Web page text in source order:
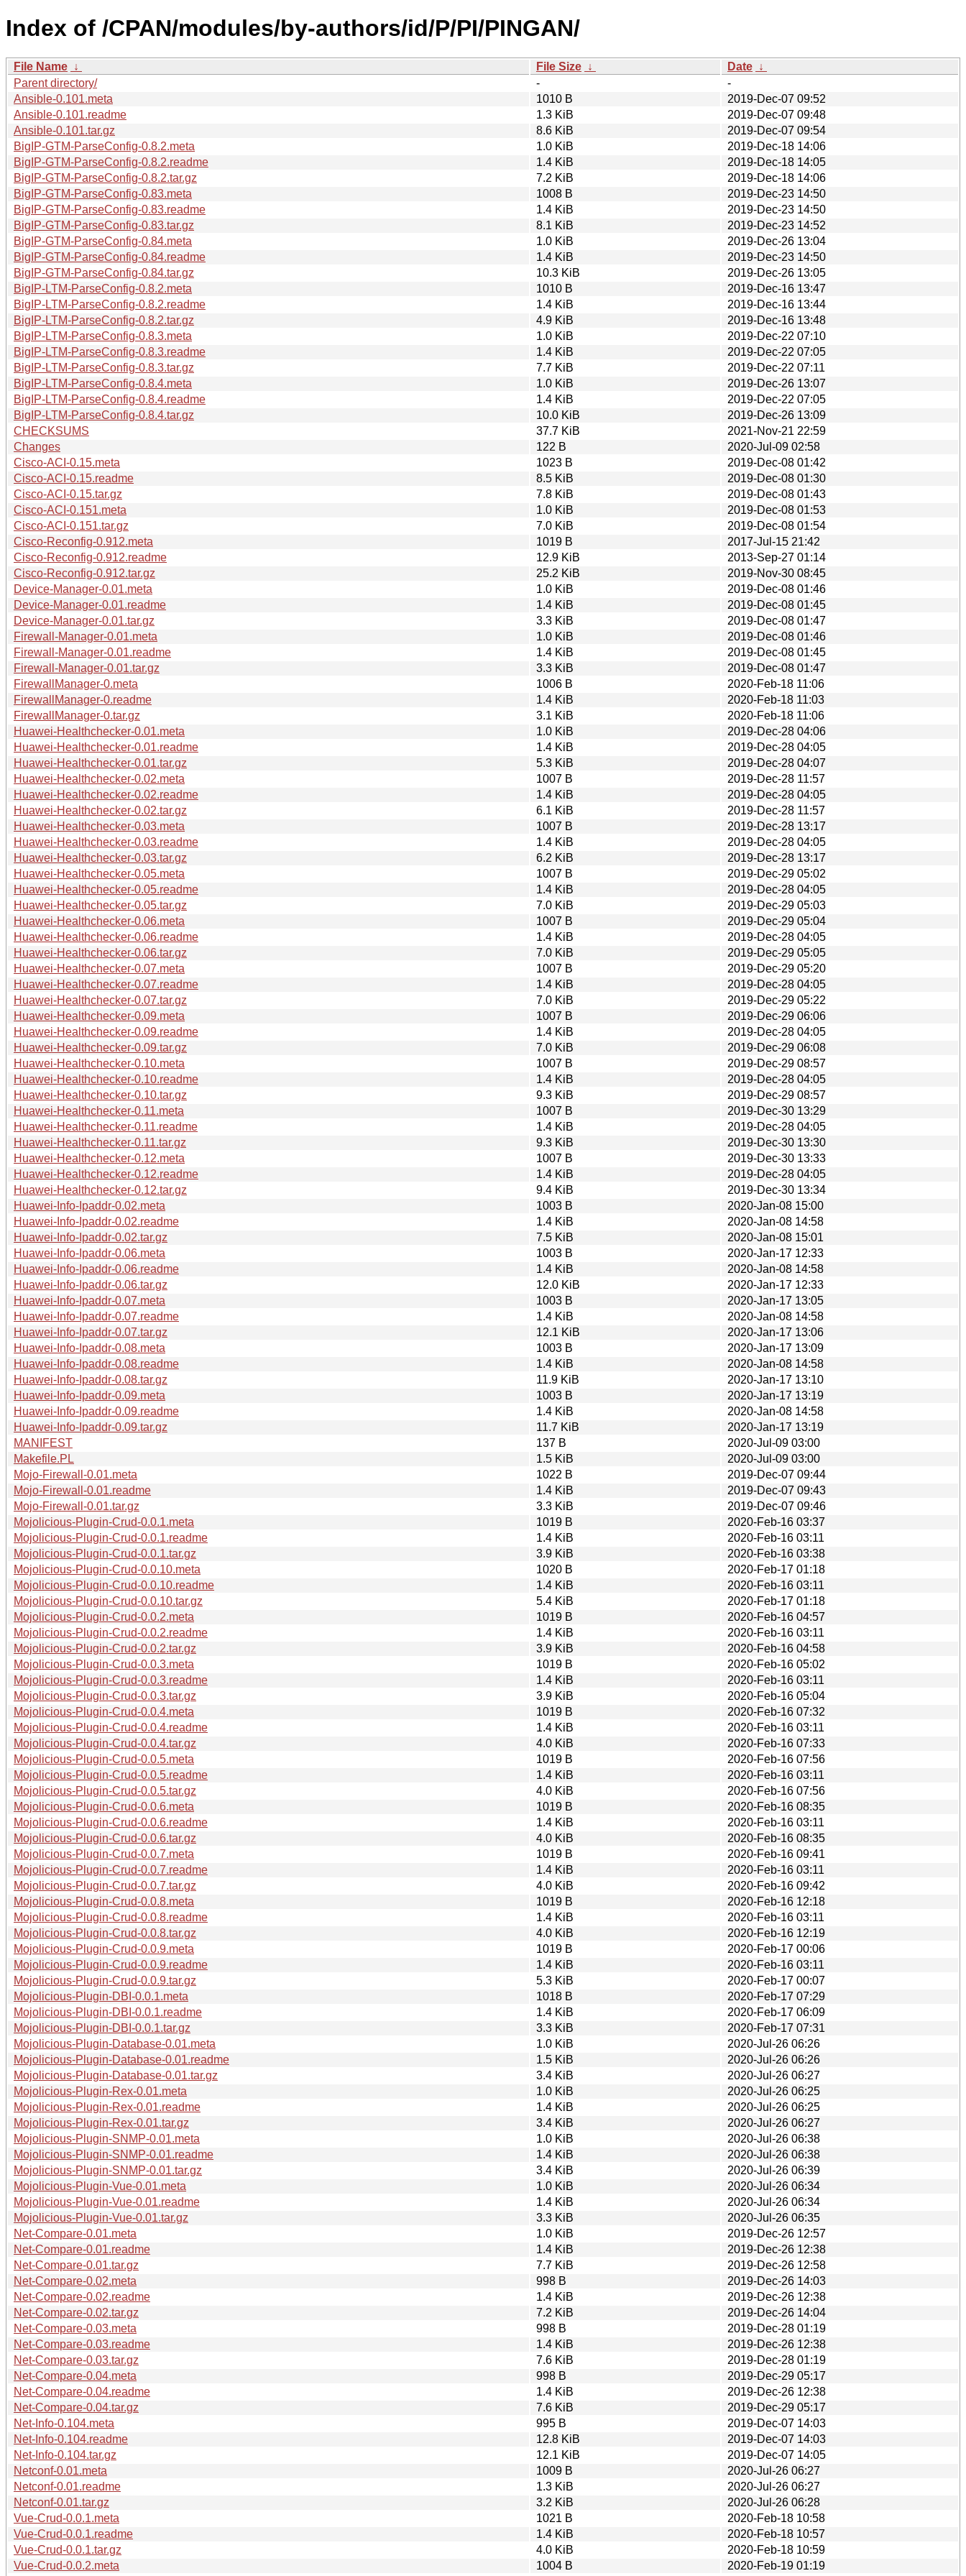
Index of /CPAN/modules/by-authors/id/P/PI/PINGAN/
File Name ↓ File Size ↓ Date ↓
Parent directory/
-
-
Ansible-0.101.meta
1010 B
2019-Dec-07 09:52
Ansible-0.101.readme
1.3 KiB
2019-Dec-07 09:48
Ansible-0.101.tar.gz
8.6 KiB
2019-Dec-07 09:54
BigIP-GTM-ParseConfig-0.8.2.meta
1.0 KiB
2019-Dec-18 14:06
BigIP-GTM-ParseConfig-0.8.2.readme
1.4 KiB
2019-Dec-18 14:05
BigIP-GTM-ParseConfig-0.8.2.tar.gz
7.2 KiB
2019-Dec-18 14:06
BigIP-GTM-ParseConfig-0.83.meta
1008 B
2019-Dec-23 14:50
BigIP-GTM-ParseConfig-0.83.readme
1.4 KiB
2019-Dec-23 14:50
BigIP-GTM-ParseConfig-0.83.tar.gz
8.1 KiB
2019-Dec-23 14:52
BigIP-GTM-ParseConfig-0.84.meta
1.0 KiB
2019-Dec-26 13:04
BigIP-GTM-ParseConfig-0.84.readme
1.4 KiB
2019-Dec-23 14:50
BigIP-GTM-ParseConfig-0.84.tar.gz
10.3 KiB
2019-Dec-26 13:05
BigIP-LTM-ParseConfig-0.8.2.meta
1010 B
2019-Dec-16 13:47
BigIP-LTM-ParseConfig-0.8.2.readme
1.4 KiB
2019-Dec-16 13:44
BigIP-LTM-ParseConfig-0.8.2.tar.gz
4.9 KiB
2019-Dec-16 13:48
BigIP-LTM-ParseConfig-0.8.3.meta
1.0 KiB
2019-Dec-22 07:10
BigIP-LTM-ParseConfig-0.8.3.readme
1.4 KiB
2019-Dec-22 07:05
BigIP-LTM-ParseConfig-0.8.3.tar.gz
7.7 KiB
2019-Dec-22 07:11
BigIP-LTM-ParseConfig-0.8.4.meta
1.0 KiB
2019-Dec-26 13:07
BigIP-LTM-ParseConfig-0.8.4.readme
1.4 KiB
2019-Dec-22 07:05
BigIP-LTM-ParseConfig-0.8.4.tar.gz
10.0 KiB
2019-Dec-26 13:09
CHECKSUMS
37.7 KiB
2021-Nov-21 22:59
Changes
122 B
2020-Jul-09 02:58
Cisco-ACI-0.15.meta
1023 B
2019-Dec-08 01:42
Cisco-ACI-0.15.readme
8.5 KiB
2019-Dec-08 01:30
Cisco-ACI-0.15.tar.gz
7.8 KiB
2019-Dec-08 01:43
Cisco-ACI-0.151.meta
1.0 KiB
2019-Dec-08 01:53
Cisco-ACI-0.151.tar.gz
7.0 KiB
2019-Dec-08 01:54
Cisco-Reconfig-0.912.meta
1019 B
2017-Jul-15 21:42
Cisco-Reconfig-0.912.readme
12.9 KiB
2013-Sep-27 01:14
Cisco-Reconfig-0.912.tar.gz
25.2 KiB
2019-Nov-30 08:45
Device-Manager-0.01.meta
1.0 KiB
2019-Dec-08 01:46
Device-Manager-0.01.readme
1.4 KiB
2019-Dec-08 01:45
Device-Manager-0.01.tar.gz
3.3 KiB
2019-Dec-08 01:47
Firewall-Manager-0.01.meta
1.0 KiB
2019-Dec-08 01:46
Firewall-Manager-0.01.readme
1.4 KiB
2019-Dec-08 01:45
Firewall-Manager-0.01.tar.gz
3.3 KiB
2019-Dec-08 01:47
FirewallManager-0.meta
1006 B
2020-Feb-18 11:06
FirewallManager-0.readme
1.4 KiB
2020-Feb-18 11:03
FirewallManager-0.tar.gz
3.1 KiB
2020-Feb-18 11:06
Huawei-Healthchecker-0.01.meta
1.0 KiB
2019-Dec-28 04:06
Huawei-Healthchecker-0.01.readme
1.4 KiB
2019-Dec-28 04:05
Huawei-Healthchecker-0.01.tar.gz
5.3 KiB
2019-Dec-28 04:07
Huawei-Healthchecker-0.02.meta
1007 B
2019-Dec-28 11:57
Huawei-Healthchecker-0.02.readme
1.4 KiB
2019-Dec-28 04:05
Huawei-Healthchecker-0.02.tar.gz
6.1 KiB
2019-Dec-28 11:57
Huawei-Healthchecker-0.03.meta
1007 B
2019-Dec-28 13:17
Huawei-Healthchecker-0.03.readme
1.4 KiB
2019-Dec-28 04:05
Huawei-Healthchecker-0.03.tar.gz
6.2 KiB
2019-Dec-28 13:17
Huawei-Healthchecker-0.05.meta
1007 B
2019-Dec-29 05:02
Huawei-Healthchecker-0.05.readme
1.4 KiB
2019-Dec-28 04:05
Huawei-Healthchecker-0.05.tar.gz
7.0 KiB
2019-Dec-29 05:03
Huawei-Healthchecker-0.06.meta
1007 B
2019-Dec-29 05:04
Huawei-Healthchecker-0.06.readme
1.4 KiB
2019-Dec-28 04:05
Huawei-Healthchecker-0.06.tar.gz
7.0 KiB
2019-Dec-29 05:05
Huawei-Healthchecker-0.07.meta
1007 B
2019-Dec-29 05:20
Huawei-Healthchecker-0.07.readme
1.4 KiB
2019-Dec-28 04:05
Huawei-Healthchecker-0.07.tar.gz
7.0 KiB
2019-Dec-29 05:22
Huawei-Healthchecker-0.09.meta
1007 B
2019-Dec-29 06:06
Huawei-Healthchecker-0.09.readme
1.4 KiB
2019-Dec-28 04:05
Huawei-Healthchecker-0.09.tar.gz
7.0 KiB
2019-Dec-29 06:08
Huawei-Healthchecker-0.10.meta
1007 B
2019-Dec-29 08:57
Huawei-Healthchecker-0.10.readme
1.4 KiB
2019-Dec-28 04:05
Huawei-Healthchecker-0.10.tar.gz
9.3 KiB
2019-Dec-29 08:57
Huawei-Healthchecker-0.11.meta
1007 B
2019-Dec-30 13:29
Huawei-Healthchecker-0.11.readme
1.4 KiB
2019-Dec-28 04:05
Huawei-Healthchecker-0.11.tar.gz
9.3 KiB
2019-Dec-30 13:30
Huawei-Healthchecker-0.12.meta
1007 B
2019-Dec-30 13:33
Huawei-Healthchecker-0.12.readme
1.4 KiB
2019-Dec-28 04:05
Huawei-Healthchecker-0.12.tar.gz
9.4 KiB
2019-Dec-30 13:34
Huawei-Info-Ipaddr-0.02.meta
1003 B
2020-Jan-08 15:00
Huawei-Info-Ipaddr-0.02.readme
1.4 KiB
2020-Jan-08 14:58
Huawei-Info-Ipaddr-0.02.tar.gz
7.5 KiB
2020-Jan-08 15:01
Huawei-Info-Ipaddr-0.06.meta
1003 B
2020-Jan-17 12:33
Huawei-Info-Ipaddr-0.06.readme
1.4 KiB
2020-Jan-08 14:58
Huawei-Info-Ipaddr-0.06.tar.gz
12.0 KiB
2020-Jan-17 12:33
Huawei-Info-Ipaddr-0.07.meta
1003 B
2020-Jan-17 13:05
Huawei-Info-Ipaddr-0.07.readme
1.4 KiB
2020-Jan-08 14:58
Huawei-Info-Ipaddr-0.07.tar.gz
12.1 KiB
2020-Jan-17 13:06
Huawei-Info-Ipaddr-0.08.meta
1003 B
2020-Jan-17 13:09
Huawei-Info-Ipaddr-0.08.readme
1.4 KiB
2020-Jan-08 14:58
Huawei-Info-Ipaddr-0.08.tar.gz
11.9 KiB
2020-Jan-17 13:10
Huawei-Info-Ipaddr-0.09.meta
1003 B
2020-Jan-17 13:19
Huawei-Info-Ipaddr-0.09.readme
1.4 KiB
2020-Jan-08 14:58
Huawei-Info-Ipaddr-0.09.tar.gz
11.7 KiB
2020-Jan-17 13:19
MANIFEST
137 B
2020-Jul-09 03:00
Makefile.PL
1.5 KiB
2020-Jul-09 03:00
Mojo-Firewall-0.01.meta
1022 B
2019-Dec-07 09:44
Mojo-Firewall-0.01.readme
1.4 KiB
2019-Dec-07 09:43
Mojo-Firewall-0.01.tar.gz
3.3 KiB
2019-Dec-07 09:46
Mojolicious-Plugin-Crud-0.0.1.meta
1019 B
2020-Feb-16 03:37
Mojolicious-Plugin-Crud-0.0.1.readme
1.4 KiB
2020-Feb-16 03:11
Mojolicious-Plugin-Crud-0.0.1.tar.gz
3.9 KiB
2020-Feb-16 03:38
Mojolicious-Plugin-Crud-0.0.10.meta
1020 B
2020-Feb-17 01:18
Mojolicious-Plugin-Crud-0.0.10.readme
1.4 KiB
2020-Feb-16 03:11
Mojolicious-Plugin-Crud-0.0.10.tar.gz
5.4 KiB
2020-Feb-17 01:18
Mojolicious-Plugin-Crud-0.0.2.meta
1019 B
2020-Feb-16 04:57
Mojolicious-Plugin-Crud-0.0.2.readme
1.4 KiB
2020-Feb-16 03:11
Mojolicious-Plugin-Crud-0.0.2.tar.gz
3.9 KiB
2020-Feb-16 04:58
Mojolicious-Plugin-Crud-0.0.3.meta
1019 B
2020-Feb-16 05:02
Mojolicious-Plugin-Crud-0.0.3.readme
1.4 KiB
2020-Feb-16 03:11
Mojolicious-Plugin-Crud-0.0.3.tar.gz
3.9 KiB
2020-Feb-16 05:04
Mojolicious-Plugin-Crud-0.0.4.meta
1019 B
2020-Feb-16 07:32
Mojolicious-Plugin-Crud-0.0.4.readme
1.4 KiB
2020-Feb-16 03:11
Mojolicious-Plugin-Crud-0.0.4.tar.gz
4.0 KiB
2020-Feb-16 07:33
Mojolicious-Plugin-Crud-0.0.5.meta
1019 B
2020-Feb-16 07:56
Mojolicious-Plugin-Crud-0.0.5.readme
1.4 KiB
2020-Feb-16 03:11
Mojolicious-Plugin-Crud-0.0.5.tar.gz
4.0 KiB
2020-Feb-16 07:56
Mojolicious-Plugin-Crud-0.0.6.meta
1019 B
2020-Feb-16 08:35
Mojolicious-Plugin-Crud-0.0.6.readme
1.4 KiB
2020-Feb-16 03:11
Mojolicious-Plugin-Crud-0.0.6.tar.gz
4.0 KiB
2020-Feb-16 08:35
Mojolicious-Plugin-Crud-0.0.7.meta
1019 B
2020-Feb-16 09:41
Mojolicious-Plugin-Crud-0.0.7.readme
1.4 KiB
2020-Feb-16 03:11
Mojolicious-Plugin-Crud-0.0.7.tar.gz
4.0 KiB
2020-Feb-16 09:42
Mojolicious-Plugin-Crud-0.0.8.meta
1019 B
2020-Feb-16 12:18
Mojolicious-Plugin-Crud-0.0.8.readme
1.4 KiB
2020-Feb-16 03:11
Mojolicious-Plugin-Crud-0.0.8.tar.gz
4.0 KiB
2020-Feb-16 12:19
Mojolicious-Plugin-Crud-0.0.9.meta
1019 B
2020-Feb-17 00:06
Mojolicious-Plugin-Crud-0.0.9.readme
1.4 KiB
2020-Feb-16 03:11
Mojolicious-Plugin-Crud-0.0.9.tar.gz
5.3 KiB
2020-Feb-17 00:07
Mojolicious-Plugin-DBI-0.0.1.meta
1018 B
2020-Feb-17 07:29
Mojolicious-Plugin-DBI-0.0.1.readme
1.4 KiB
2020-Feb-17 06:09
Mojolicious-Plugin-DBI-0.0.1.tar.gz
3.3 KiB
2020-Feb-17 07:31
Mojolicious-Plugin-Database-0.01.meta
1.0 KiB
2020-Jul-26 06:26
Mojolicious-Plugin-Database-0.01.readme
1.5 KiB
2020-Jul-26 06:26
Mojolicious-Plugin-Database-0.01.tar.gz
3.4 KiB
2020-Jul-26 06:27
Mojolicious-Plugin-Rex-0.01.meta
1.0 KiB
2020-Jul-26 06:25
Mojolicious-Plugin-Rex-0.01.readme
1.4 KiB
2020-Jul-26 06:25
Mojolicious-Plugin-Rex-0.01.tar.gz
3.4 KiB
2020-Jul-26 06:27
Mojolicious-Plugin-SNMP-0.01.meta
1.0 KiB
2020-Jul-26 06:38
Mojolicious-Plugin-SNMP-0.01.readme
1.4 KiB
2020-Jul-26 06:38
Mojolicious-Plugin-SNMP-0.01.tar.gz
3.4 KiB
2020-Jul-26 06:39
Mojolicious-Plugin-Vue-0.01.meta
1.0 KiB
2020-Jul-26 06:34
Mojolicious-Plugin-Vue-0.01.readme
1.4 KiB
2020-Jul-26 06:34
Mojolicious-Plugin-Vue-0.01.tar.gz
3.3 KiB
2020-Jul-26 06:35
Net-Compare-0.01.meta
1.0 KiB
2019-Dec-26 12:57
Net-Compare-0.01.readme
1.4 KiB
2019-Dec-26 12:38
Net-Compare-0.01.tar.gz
7.7 KiB
2019-Dec-26 12:58
Net-Compare-0.02.meta
998 B
2019-Dec-26 14:03
Net-Compare-0.02.readme
1.4 KiB
2019-Dec-26 12:38
Net-Compare-0.02.tar.gz
7.2 KiB
2019-Dec-26 14:04
Net-Compare-0.03.meta
998 B
2019-Dec-28 01:19
Net-Compare-0.03.readme
1.4 KiB
2019-Dec-26 12:38
Net-Compare-0.03.tar.gz
7.6 KiB
2019-Dec-28 01:19
Net-Compare-0.04.meta
998 B
2019-Dec-29 05:17
Net-Compare-0.04.readme
1.4 KiB
2019-Dec-26 12:38
Net-Compare-0.04.tar.gz
7.6 KiB
2019-Dec-29 05:17
Net-Info-0.104.meta
995 B
2019-Dec-07 14:03
Net-Info-0.104.readme
12.8 KiB
2019-Dec-07 14:03
Net-Info-0.104.tar.gz
12.1 KiB
2019-Dec-07 14:05
Netconf-0.01.meta
1009 B
2020-Jul-26 06:27
Netconf-0.01.readme
1.3 KiB
2020-Jul-26 06:27
Netconf-0.01.tar.gz
3.2 KiB
2020-Jul-26 06:28
Vue-Crud-0.0.1.meta
1021 B
2020-Feb-18 10:58
Vue-Crud-0.0.1.readme
1.4 KiB
2020-Feb-18 10:57
Vue-Crud-0.0.1.tar.gz
4.0 KiB
2020-Feb-18 10:59
Vue-Crud-0.0.2.meta
1004 B
2020-Feb-19 01:19